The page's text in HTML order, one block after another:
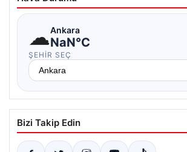
☁Ankara
NaN°C
ŞEHIR SEÇ
Bizi Takip Edin